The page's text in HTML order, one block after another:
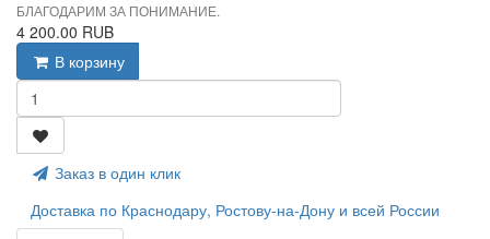
БЛАГОДАРИМ ЗА ПОНИМАНИЕ.
4 200.00 RUB
В корзину
Заказ в один клик
Доставка по Краснодару, Ростову-на-Дону и всей России